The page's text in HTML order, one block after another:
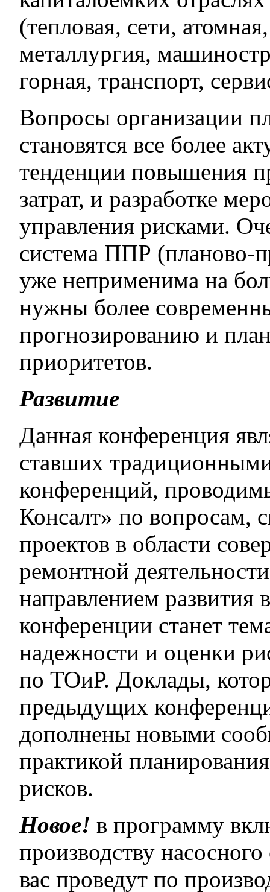
(тепловая, сети,
металлургия,
горная, транспорт,
Вопросы организации
становятся все более
тенденции повышения
затрат, и разработке
управления рисками.
система ППР (планово-
уже неприменима на
нужны более
прогнозированию и
приоритетов.
Развитие
Данная конференция
ставших
конференций,
Консалт» по вопросам,
проектов в области
ремонтной
направлением развития
конференции станет
надежности и оценки
по ТОиР. Доклады,
предыдущих
дополнены новыми
практикой
рисков.
Новое! в программу
производству
вас проведут по